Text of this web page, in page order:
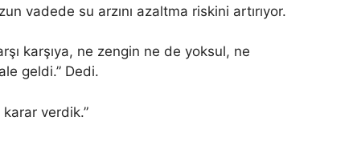
vadede su arzını azaltma riskini artırıyor.
karşıya, ne zengin ne de yoksul, ne
geldi.” Dedi.
verdik.”